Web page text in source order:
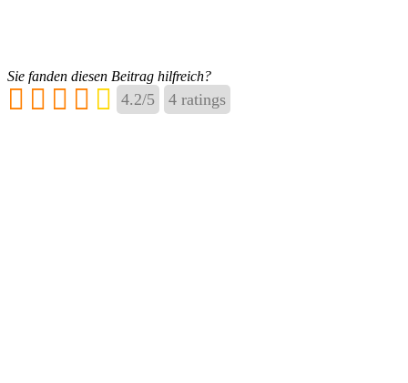
Sie fanden diesen Beitrag hilfreich?
4.2/5 4 ratings